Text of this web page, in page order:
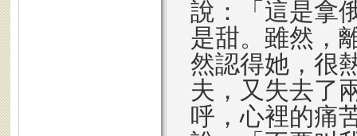
說：「這是拿
是甜。雖然，
然認得她，很
夫，又失去了
呼，心裡的痛